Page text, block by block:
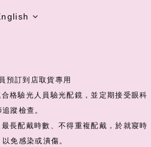
預訂到店取貨專用
格驗光人員驗光配鏡，並定期接受眼科
蹤檢查。
長配戴時數、不得重複配戴，於就寢時
免感染或潰傷。